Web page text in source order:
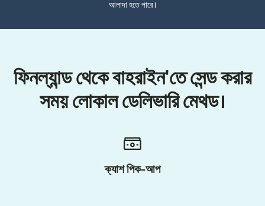
আলাদা হতে পারে।
ফিনল্যান্ড থেকে বাহরাইন'তে সেন্ড করার
সময় লোকাল ডেলিভারি মেথড।
ক্যাশ পিক-আপ